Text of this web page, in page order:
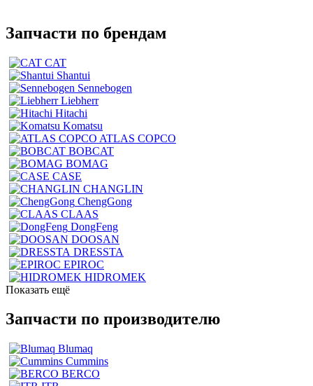
Запчасти по брендам
CAT
Shantui
Sennebogen
Liebherr
Hitachi
Komatsu
ATLAS COPCO
BOBCAT
BOMAG
CASE
CHANGLIN
ChengGong
CLAAS
DongFeng
DOOSAN
DRESSTA
EPIROC
HIDROMEK
Показать ещё
Запчасти по производителю
Blumaq
Cummins
BERCO